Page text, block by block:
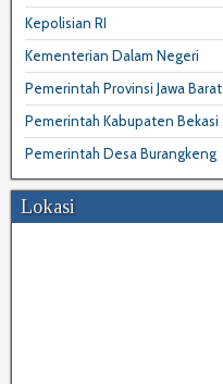
Kepolisian RI
Kementerian Dalam Negeri
Pemerintah Provinsi Jawa Barat
Pemerintah Kabupaten Bekasi
Pemerintah Desa Burangkeng
Lokasi